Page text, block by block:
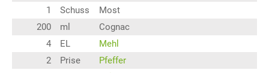
1
Schuss
Most
200
ml
Cognac
4
EL
Mehl
2
Prise
Pfeffer